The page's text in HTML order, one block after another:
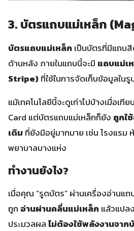
3. บัตรแถบแม่เหล็ก
บัตรแถบแม่เหล็กเป็นบัตรที่มีแถบ
ด้านหลัง ภายในแถบนี้จะมี แถบแม่เ
Stripe)ที่ใช้ในการจัดเก็บข้อมูลใน
แม้เทคโนโลยีนี้จะดูเก่าไปบ้างเมื่อเที
Card แต่บัตรแถบแม่เหล็กก็ยัง ถูกใ
เดิมที่ยังมีอยู่มากมาย เช่น โรงแรม
พยาบาลบางแห่ง
ทำงานยังไง?
เมื่อคุณ “รูดบัตร” ผ่านเครื่องอ่านแถ
ถูก อ่านผ่านคลื่นแม่เหล็กแล้วแปล
ประมวลผลไม่ต้องใช้พลังงานจาก